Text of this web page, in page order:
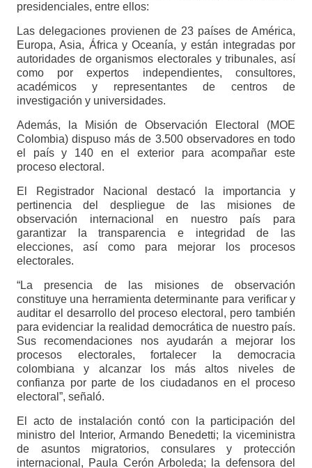
presidenciales, entre ellos:
Las delegaciones provienen de 23 países de América,
Europa, Asia, África y Oceanía, y están integradas por
autoridades de organismos electorales y tribunales, así
como por expertos independientes, consultores,
académicos y representantes de centros de
investigación y universidades.
Además, la Misión de Observación Electoral (MOE
Colombia) dispuso más de 3.500 observadores en todo
el país y 140 en el exterior para acompañar este
proceso electoral.
El Registrador Nacional destacó la importancia y
pertinencia del despliegue de las misiones de
observación internacional en nuestro país para
garantizar la transparencia e integridad de las
elecciones, así como para mejorar los procesos
electorales.
“La presencia de las misiones de observación
constituye una herramienta determinante para verificar y
auditar el desarrollo del proceso electoral, pero también
para evidenciar la realidad democrática de nuestro país.
Sus recomendaciones nos ayudarán a mejorar los
procesos electorales, fortalecer la democracia
colombiana y alcanzar los más altos niveles de
confianza por parte de los ciudadanos en el proceso
electoral”, señaló.
El acto de instalación contó con la participación del
ministro del Interior, Armando Benedetti; la viceministra
de asuntos migratorios, consulares y protección
internacional, Paula Cerón Arboleda; la defensora del